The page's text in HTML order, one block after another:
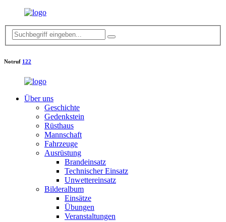
Notruf 122
Über uns
Geschichte
Gedenkstein
Rüsthaus
Mannschaft
Fahrzeuge
Ausrüstung
Brandeinsatz
Technischer Einsatz
Unwettereinsatz
Bilderalbum
Einsätze
Übungen
Veranstaltungen